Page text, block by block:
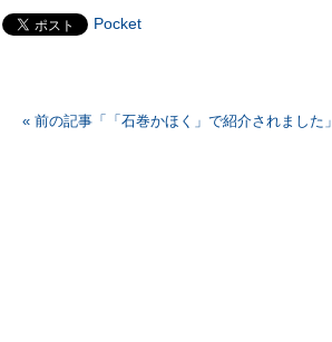
Pocket
« 前の記事「「石巻かほく」で紹介されました」